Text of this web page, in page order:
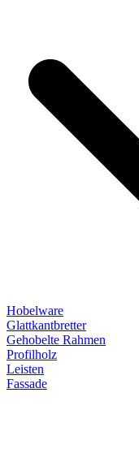
Hobelware
Glattkantbretter
Gehobelte Rahmen
Profilholz
Leisten
Fassade